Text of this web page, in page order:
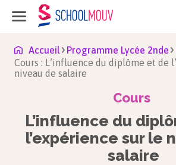
Accueil Programme Lycée 2nde
Cours : L’influence du diplôme et de
niveau de salaire
Cours
L’influence du
l’expérience sur le
salaire